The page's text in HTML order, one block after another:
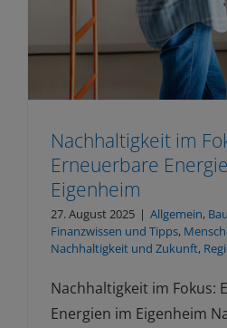
Nachhaltigkeit im
Erneuerbare
Eigenheim
27. August 2025 | Allgemein,
Finanzwissen und Tipps,
Nachhaltigkeit und Zukunft,
Nachhaltigkeit im Fokus:
Energien im Eigenheim